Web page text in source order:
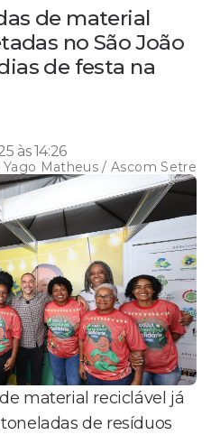
de material
no São João
de festa na
às 14:26
Yago Matheus / Ascom Setre
material reciclável já
de resíduos